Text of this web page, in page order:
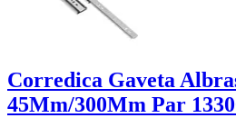
Corredica Gaveta
45Mm/300Mm Par